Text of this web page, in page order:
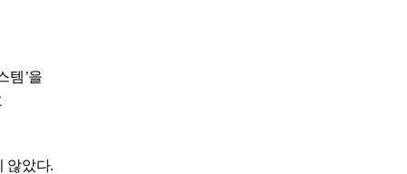
템’을
않았다.